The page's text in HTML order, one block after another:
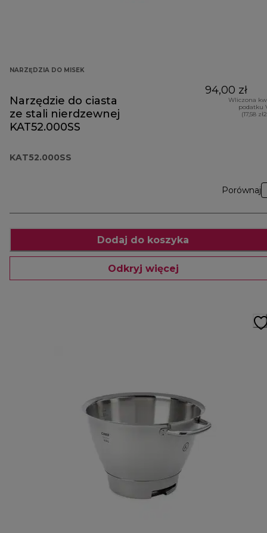
NARZĘDZIA DO MISEK
Narzędzie do ciasta
ze stali nierdzewnej
KAT52.000SS
KAT52.000SS
94,00 zł
Wliczona
podatku
(17,58
Porównaj
Dodaj do koszyka
Odkryj więcej